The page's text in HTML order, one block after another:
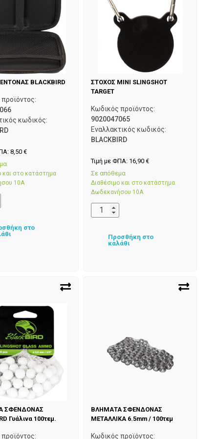
BLACKBIRD
κωδικός:
8,50€
και στο κατάστημα
10Α
στο
ΣΤΟΧΟΣ ΜΙΝΙ SLINGSHOT
TARGET
Κωδικός προϊόντος:
9020047065
Εναλλακτικός κωδικός:
BLACKBIRD
Τιμή με ΦΠΑ: 16,90€
Σε απόθεμα
Διαθέσιμο και στο κατάστημα
Δωδεκανήσου 10Α
Προσθήκη στο
καλάθι
ΣΦΕΝΔΟΝΑΣ
Γυάλινα 100τεμ.
ΒΛΗΜΑΤΑ ΣΦΕΝΔΟΝΑΣ
ΜΕΤΑΛΛΙΚΑ 6.5mm / 100τεμ
Κωδικός προϊόντος: